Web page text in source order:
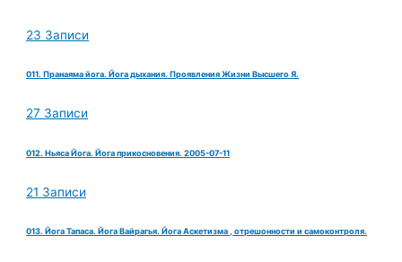
23 Записи
011. Пранаяма йога. Йога дыхания. Проявления Жизни Высшего Я.
27 Записи
012. Ньяса Йога. Йога прикосновения. 2005-07-11
21 Записи
013. Йога Тапаса. Йога Вайрагья. Йога Аскетизма , отрешонности и самоконтроля.